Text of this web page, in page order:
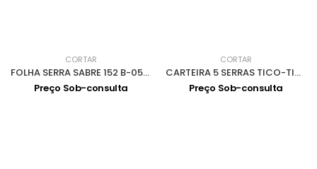
CORTAR
FOLHA SERRA SABRE 152 B-05038
Preço Sob-consulta
CORTAR
CARTEIRA 5 SERRAS TICO-TICO A-85709
Preço Sob-consulta